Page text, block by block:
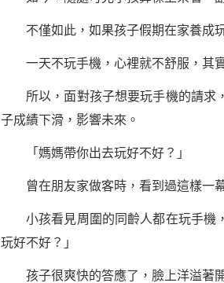
不僅如此，如果孩子假期在家養成
一天不玩手機，心裡就不舒服，其實
所以，面對孩子想要玩手機的請求，
子成績下滑，影響未來。
「媽媽帶你出去玩好不好？」
曾在朋友家做客時，看到過這樣一幕
小孩看見周圍的同齡人都在玩手機，
玩好不好？」
孩子很爽快的答應了，臉上洋溢著開